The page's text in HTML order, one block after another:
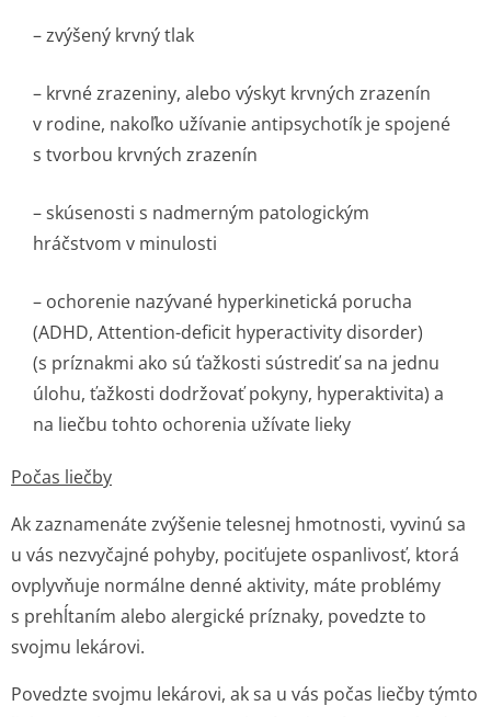
– zvýšený krvný tlak
– krvné zrazeniny, alebo výskyt krvných zrazenín
v rodine, nakoľko užívanie antipsychotík je spojené
s tvorbou krvných zrazenín
– skúsenosti s nadmerným patologickým
hráčstvom v minulosti
– ochorenie nazývané hyperkinetická porucha
(ADHD, Attention-deficit hyperactivity disorder)
(s príznakmi ako sú ťažkosti sústrediť sa na jednu
úlohu, ťažkosti dodržovať pokyny, hyperaktivita) a
na liečbu tohto ochorenia užívate lieky
Počas liečby
Ak zaznamenáte zvýšenie telesnej hmotnosti, vyvinú sa
u vás nezvyčajné pohyby, pociťujete ospanlivosť, ktorá
ovplyvňuje normálne denné aktivity, máte problémy
s prehĺtaním alebo alergické príznaky, povedzte to
svojmu lekárovi.
Povedzte svojmu lekárovi, ak sa u vás počas liečby týmto